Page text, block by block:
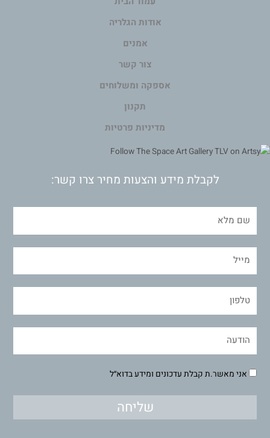
אודות הגלריה
אמנים
צור קשר
אספקה ומשלוחים
תקנון
מדיניות פרטיות
לקבלת מידע והצעות מחיר צרו קשר:
אני מאשר.ת קבלת עדכונים ומידע בדוא״ל
שליחה